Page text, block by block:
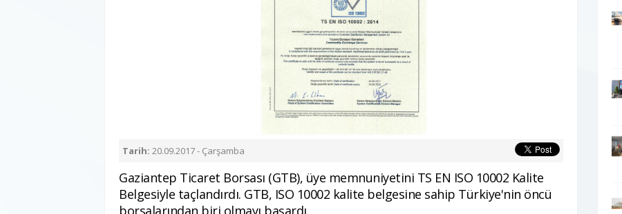
Tarih: 20.09.2017 - Çarşamba
Gaziantep Ticaret Borsası (GTB), üye memnuniyetini TS EN ISO 10002 Kalite
Belgesiyle taçlandırdı. GTB, ISO 10002 kalite belgesine sahip Türkiye'nin öncü
borsalarından biri olmayı başardı.